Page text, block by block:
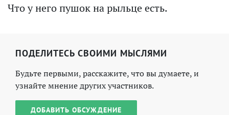
Что у него пушок на рыльце есть.
ПОДЕЛИТЕСЬ СВОИМИ МЫСЛЯМИ
Будьте первыми, расскажите, что вы думаете, и
узнайте мнение других участников.
ДОБАВИТЬ ОБСУЖДЕНИЕ